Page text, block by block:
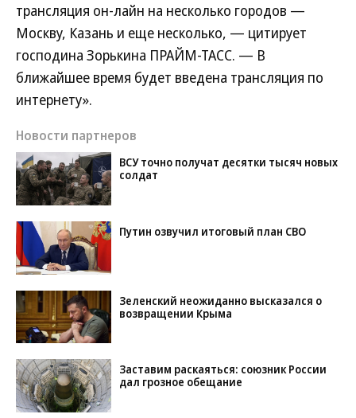
трансляция он-лайн на несколько городов —
Москву, Казань и еще несколько, — цитирует
господина Зорькина ПРАЙМ-ТАСС. — В
ближайшее время будет введена трансляция по
интернету».
Новости партнеров
ВСУ точно получат десятки тысяч новых
солдат
Путин озвучил итоговый план СВО
Зеленский неожиданно высказался о
возвращении Крыма
Заставим раскаяться: союзник России
дал грозное обещание